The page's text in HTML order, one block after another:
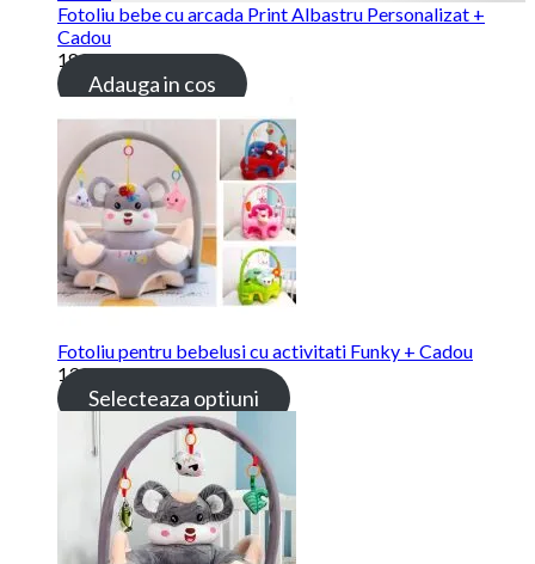
Fotoliu bebe cu arcada Print Albastru Personalizat +
Cadou
189.00 lei
Adauga in cos
Fotoliu pentru bebelusi cu activitati Funky + Cadou
139.00 lei
Selecteaza optiuni